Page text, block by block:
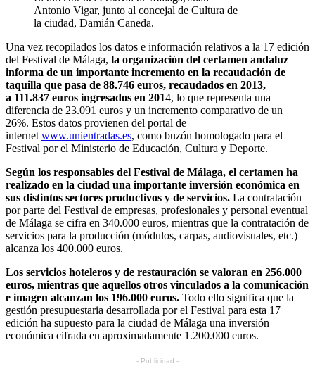
Antonio Vigar, junto al concejal de Cultura de
la ciudad, Damián Caneda.
Una vez recopilados los datos e información relativos a la 17 edición
del Festival de Málaga, la organización del certamen andaluz
informa de un importante incremento en la recaudación de
taquilla que pasa de 88.746 euros, recaudados en 2013,
a 111.837 euros ingresados en 2014, lo que representa una
diferencia de 23.091 euros y un incremento comparativo de un
26%. Estos datos provienen del portal de
internet www.unientradas.es, como buzón homologado para el
Festival por el Ministerio de Educación, Cultura y Deporte.
Según los responsables del Festival de Málaga, el certamen ha
realizado en la ciudad una importante inversión económica en
sus distintos sectores productivos y de servicios. La contratación
por parte del Festival de empresas, profesionales y personal eventual
de Málaga se cifra en 340.000 euros, mientras que la contratación de
servicios para la producción (módulos, carpas, audiovisuales, etc.)
alcanza los 400.000 euros.
Los servicios hoteleros y de restauración se valoran en 256.000
euros, mientras que aquellos otros vinculados a la comunicación
e imagen alcanzan los 196.000 euros. Todo ello significa que la
gestión presupuestaria desarrollada por el Festival para esta 17
edición ha supuesto para la ciudad de Málaga una inversión
económica cifrada en aproximadamente 1.200.000 euros.
- Publicidad -